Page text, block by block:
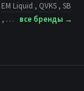
EM Liquid , QVKS , SB
, … все бренды →